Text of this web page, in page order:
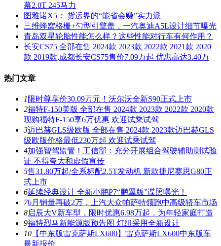
幕2.0T 245马力
图雅诺X5： 货运界的“能省会赚”实力派
三维蜂窝格栅+勺型引擎盖，一汽奥迪A5L设计细节曝光
青岛双星轮胎性能怎么样？这些性能对行车有何作用？
长安CS75 全部在售 2024款 2023款 2022款 2021款 2020
款 2019款,成都长安CS75售价7.09万起 优惠高达3.40万
热门文章
1 限时尊享价30.09万元！沃尔沃全新S90正式上市
2福特F-150美版 全部在售 2024款 2023款 2022款 2020款
现购福特F-150享6万优惠 欢迎试乘试驾
3迈巴赫GLS级欧版 全部在售 2024款 2023款迈巴赫GLS
级欧版价格最低230万起 欢迎试乘试驾
4加强智驾监管！工信部：充分开展组合驾驶辅助测试验
证 不得夸大和虚假宣传
5售31.80万起/全系标配2.5T发动机 新款捷尼赛思G80正
式上市
6延续经典设计 全新小鹏P7“鹏翼版”谍照曝光！
76月销量再破2万，上汽大众帕萨特领跑中高级轿车市场
8启辰大V新车型，限时优惠6.98万起，为年轻家庭打造
9福特烈马新能源版预告图 灯组采用全新设计
10 【中东版雷克萨斯LX600】雷克萨斯LX600中东版车
最新报价